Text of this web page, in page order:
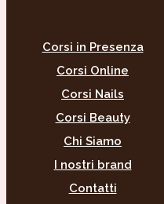
Corsi in Presenza
Corsi Online
Corsi Nails
Corsi Beauty
Chi Siamo
I nostri brand
Contatti